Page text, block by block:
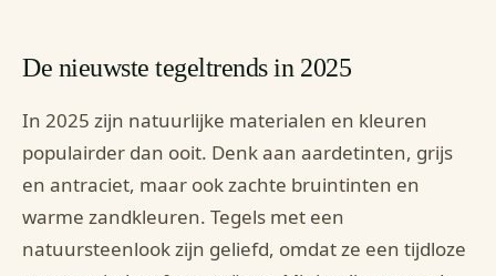
De nieuwste tegeltrends in 2025
In 2025 zijn natuurlijke materialen en kleuren
populairder dan ooit. Denk aan aardetinten, grijs
en antraciet, maar ook zachte bruintinten en
warme zandkleuren. Tegels met een
natuursteenlook zijn geliefd, omdat ze een tijdloze